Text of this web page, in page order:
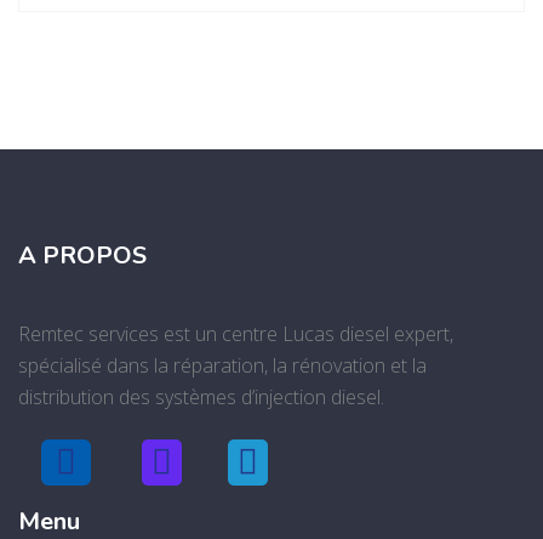
A PROPOS
Remtec services est un centre Lucas diesel expert,
spécialisé dans la réparation, la rénovation et la
distribution des systèmes d’injection diesel.
Menu